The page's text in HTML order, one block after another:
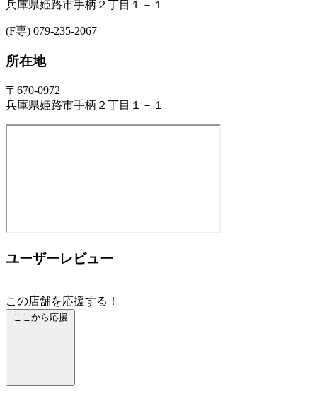
兵庫県姫路市手柄２丁目１－１
(F専) 079-235-2067
所在地
〒670-0972
兵庫県姫路市手柄２丁目１－１
ユーザーレビュー
この店舗を応援する！
ここから応援